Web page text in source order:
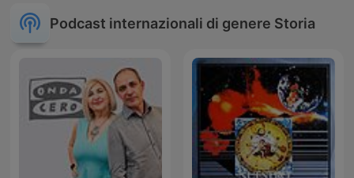
Podcast internazionali di genere Storia